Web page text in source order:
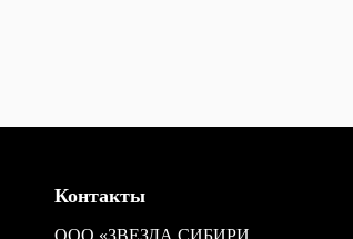
Контакты
ООО «ЗВЕЗДА СИБИРИ